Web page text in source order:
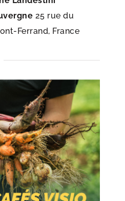
25 rue du
Ferrand, France